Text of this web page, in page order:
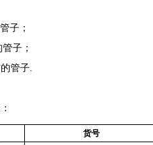
子；
子；
管子.
货号